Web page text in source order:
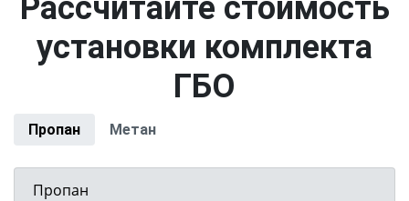
Рассчитайте стоимость
установки комплекта
ГБО
Пропан Метан
Пропан